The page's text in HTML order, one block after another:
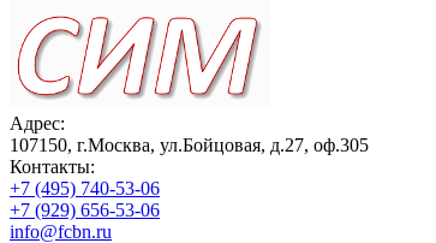
Адрес:
107150, г.Москва, ул.Бойцовая, д.27, оф.305
Контакты:
+7 (495) 740-53-06
+7 (929) 656-53-06
info@fcbn.ru